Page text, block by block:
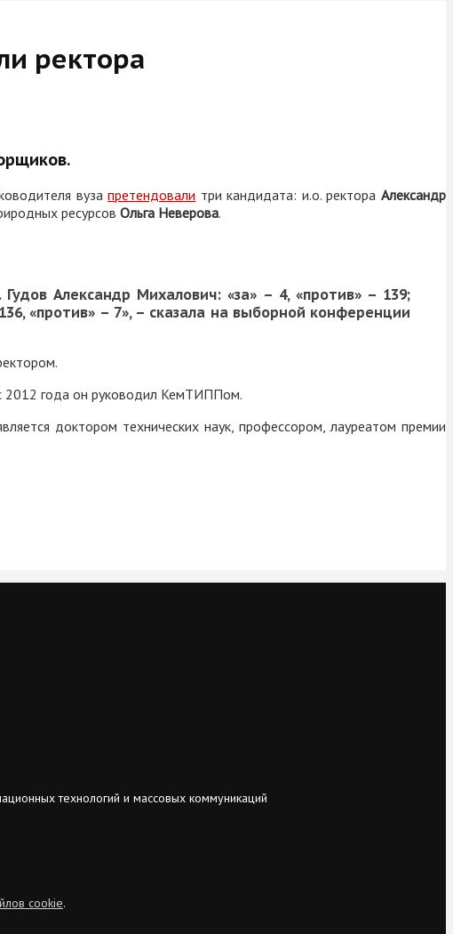
ректора
вузапретендовали три кандидата: и.о. ректора Александр
ресурсов Ольга Неверова.
Александр Михалович: «за» – 4, «против» – 139;
«против» – 7», – сказала на выборной конференции
2012 года он руководил КемТИППом.
доктором технических наук, профессором, лауреатом премии
технологий и массовых коммуникаций
cookie.